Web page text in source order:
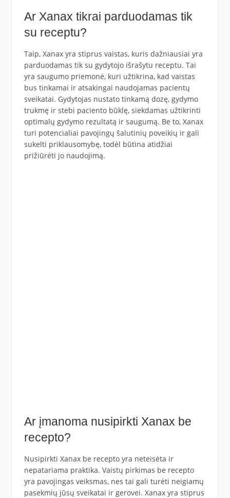
Ar Xanax tikrai parduodamas tik
su receptu?
Taip, Xanax yra stiprus vaistas, kuris dažniausiai yra
parduodamas tik su gydytojo išrašytu receptu. Tai
yra saugumo priemonė, kuri užtikrina, kad vaistas
bus tinkamai ir atsakingai naudojamas pacientų
sveikatai. Gydytojas nustato tinkamą dozę, gydymo
trukmę ir stebi paciento būklę, siekdamas užtikrinti
optimalų gydymo rezultatą ir saugumą. Be to, Xanax
turi potencialiai pavojingų šalutinių poveikių ir gali
sukelti priklausomybę, todėl būtina atidžiai
prižiūrėti jo naudojimą.
Ar įmanoma nusipirkti Xanax be
recepto?
Nusipirkti Xanax be recepto yra neteisėta ir
nepatariama praktika. Vaistų pirkimas be recepto
yra pavojingas veiksmas, nes tai gali turėti neigiamų
pasekmių jūsų sveikatai ir gerovei. Xanax yra stiprus